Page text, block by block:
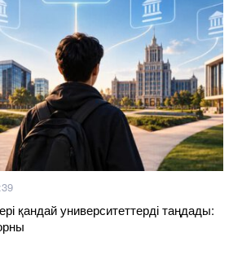
қандай университеттерді таңдады: